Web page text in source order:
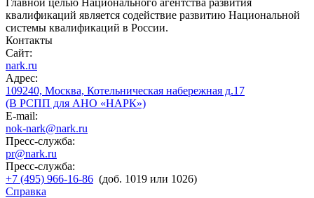
Главной целью Национального агентства развития
квалификаций является содействие развитию Национальной
системы квалификаций в России.
Контакты
Сайт:
nark.ru
Адрес:
109240, Москва, Котельническая набережная д.17
(В РСПП для АНО «НАРК»)
E-mail:
nok-nark@nark.ru
Пресс-служба:
pr@nark.ru
Пресс-служба:
+7 (495) 966-16-86 (доб. 1019 или 1026)
Справка